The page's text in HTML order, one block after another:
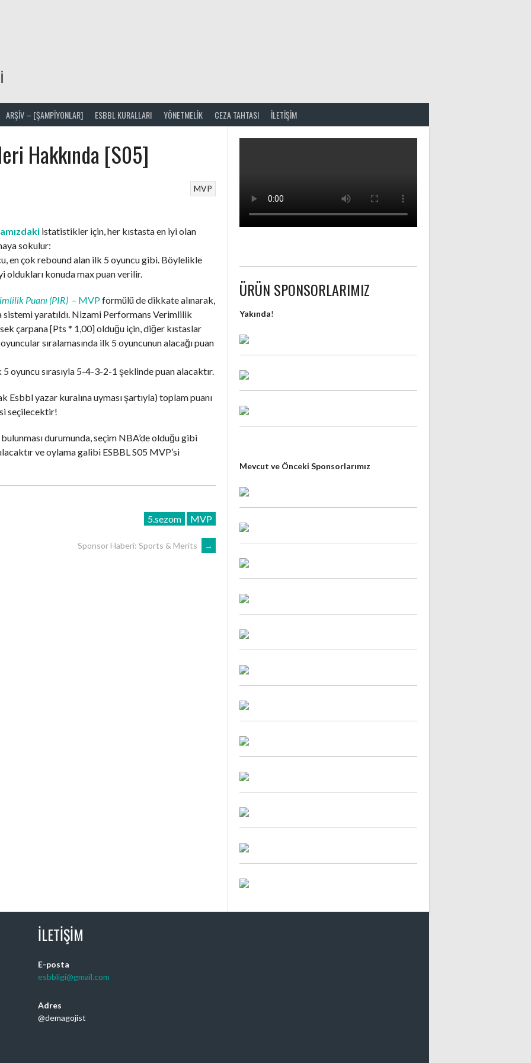
ARŞIV – [ŞAMPİYONLAR] ESBBL KURALLARI YÖNETMELIK CEZA TAHTASI İLETİŞİM
Hakkında [S05]
MVP
istatistikler için, her kıstasta en iyi olan
sokulur:
en çok rebound alan ilk 5 oyuncu gibi. Böylelikle
oldukları konuda max puan verilir.
Puanı (PIR) – MVPformülü de dikkate alınarak,
sistemi yaratıldı. Nizami Performans Verimlilik
çarpana [Pts * 1,00] olduğu için, diğer kıstaslar
sıralamasında ilk 5 oyuncunun alacağı puan
5 oyuncu sırasıyla 5-4-3-2-1 şeklinde puan alacaktır.
Esbbl yazar kuralına uyması şartıyla) toplam puanı
seçilecektir!
durumunda, seçim NBA’de olduğu gibi
ve oylama galibi ESBBL S05 MVP’si
5.sezom MVP
Sponsor Haberi: Sports & Merits →
ÜRÜN SPONSORLARIMIZ
Yakında!
Mevcut ve Önceki Sponsorlarımız
İLETIŞIM
E-posta
esbbligi@gmail.com
Adres
@demagojist